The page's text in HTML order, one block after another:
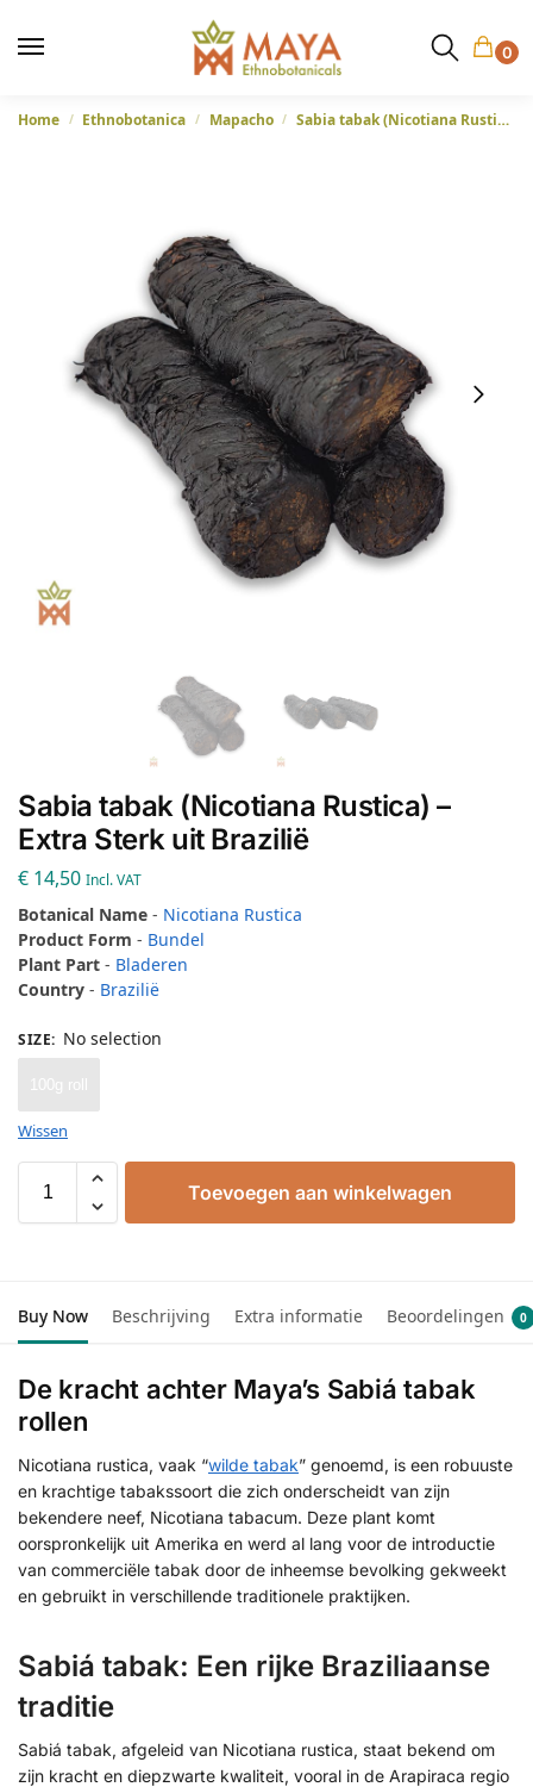
0
Home / Ethnobotanica / Mapacho / Sabia tabak (Nicotiana Rustica) – Extra Sterk uit Brazilië
Sabia tabak (Nicotiana Rustica) –
Extra Sterk uit Brazilië
€ 14,50 Incl. VAT
Botanical Name - Nicotiana Rustica
Product Form - Bundel
Plant Part - Bladeren
Country - Brazilië
SIZE: No selection
100g roll
Wissen
Toevoegen aan winkelwagen
Buy Now Beschrijving Extra informatie Beoordelingen 0
De kracht achter Maya’s Sabiá tabak
rollen
Nicotiana rustica, vaak “wilde tabak” genoemd, is een robuuste
en krachtige tabakssoort die zich onderscheidt van zijn
bekendere neef, Nicotiana tabacum. Deze plant komt
oorspronkelijk uit Amerika en werd al lang voor de introductie
van commerciële tabak door de inheemse bevolking gekweekt
en gebruikt in verschillende traditionele praktijken.
Sabiá tabak: Een rijke Braziliaanse
traditie
Sabiá tabak, afgeleid van Nicotiana rustica, staat bekend om
zijn kracht en diepzwarte kwaliteit, vooral in de Arapiraca regio